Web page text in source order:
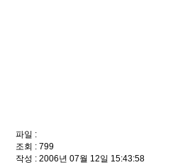
살아 있는 모든
파일 :
조회 : 799
작성 : 2006년 07월 12일 15:43:58